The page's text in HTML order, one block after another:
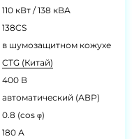
110 кВт / 138 кВА
138CS
в шумозащитном кожухе
CTG (Китай)
400 В
автоматический (АВР)
0.8 (cos φ)
180 А